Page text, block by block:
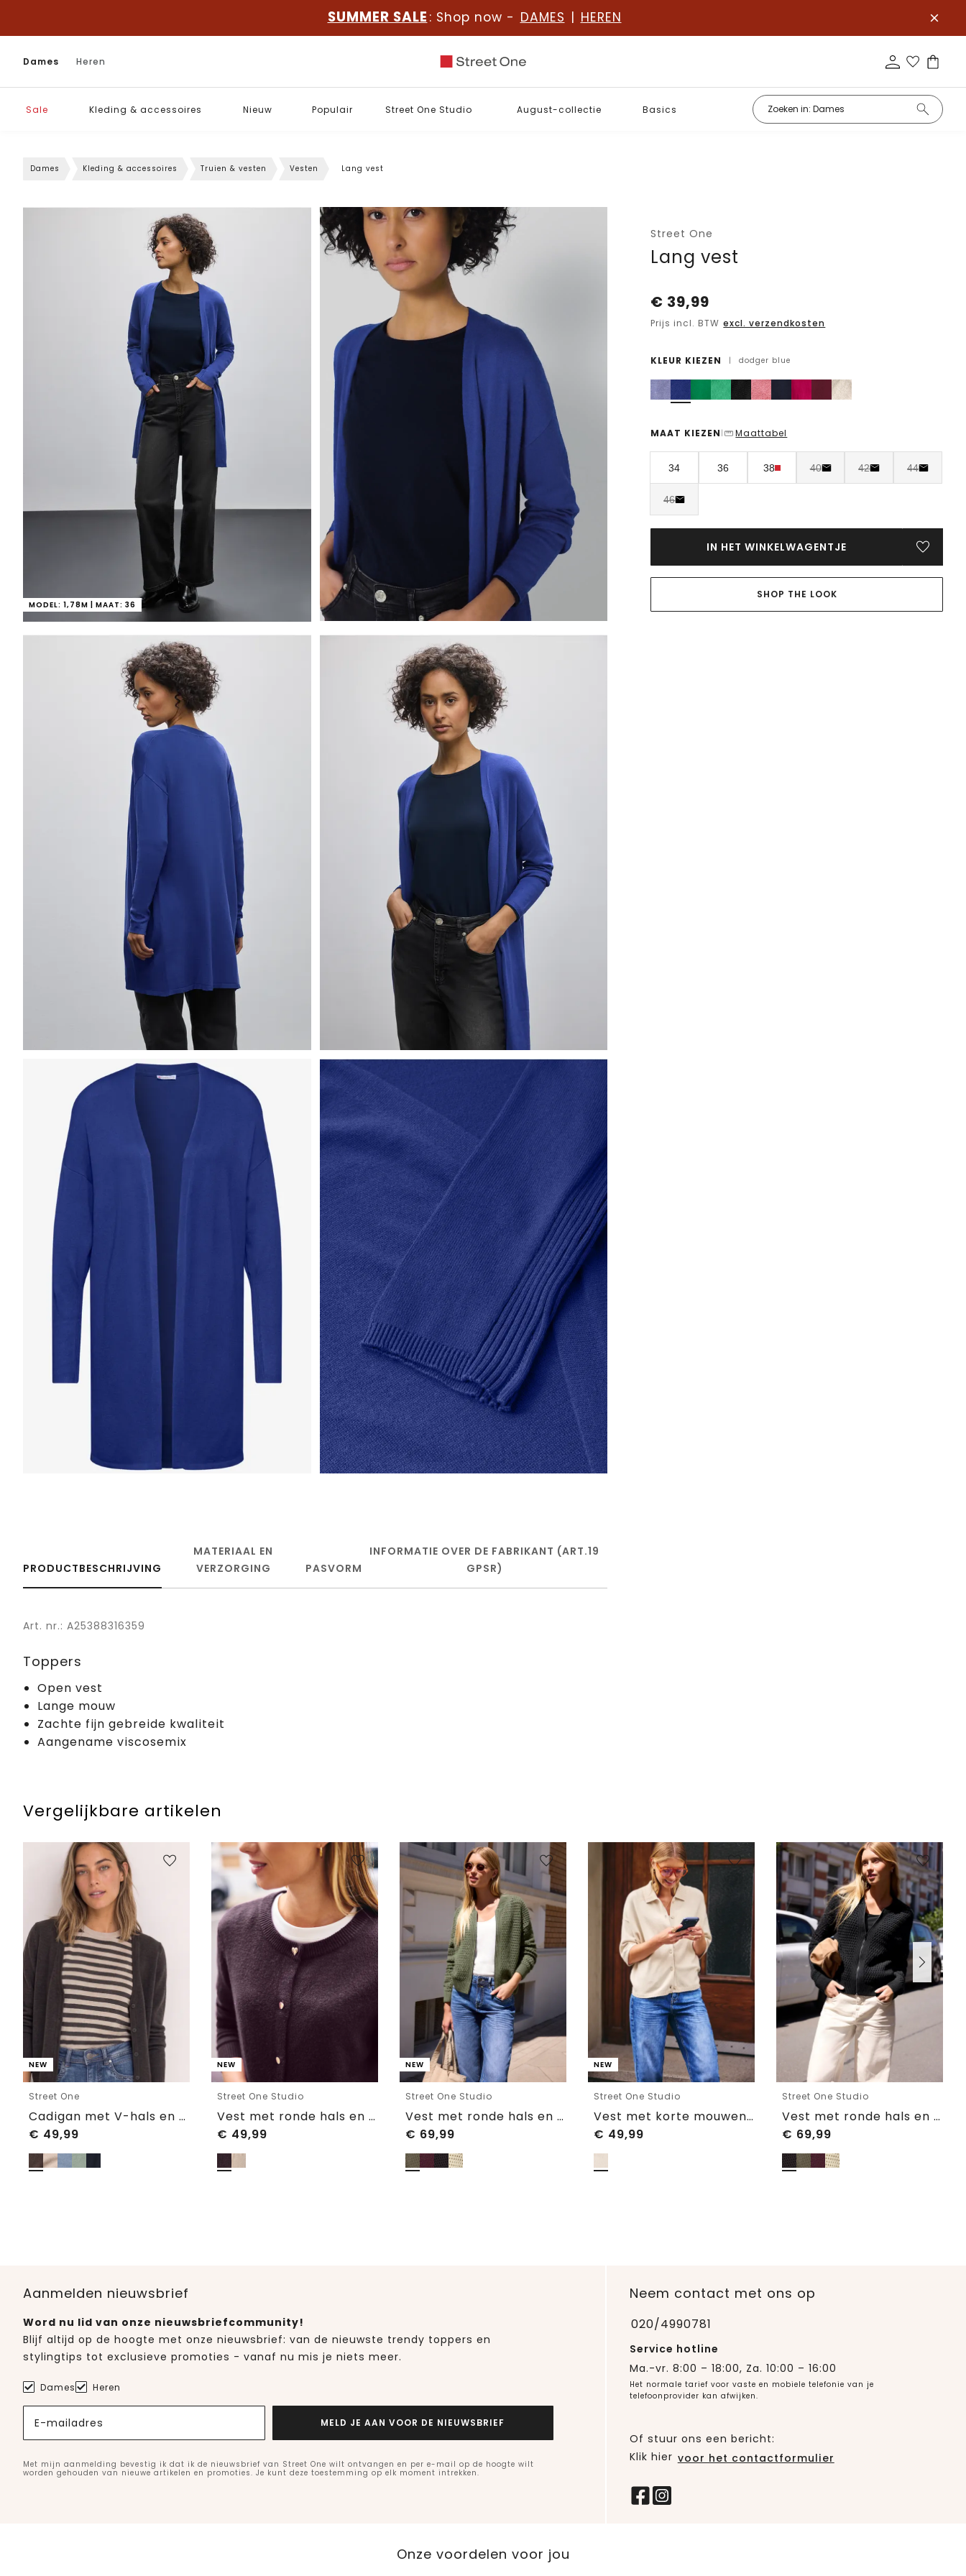
SUMMER SALE : Shop now - DAMES | HEREN
Dames Heren
Sale Kleding & accessoires Nieuw Populair Street One Studio August-collectie Basics
Dames Kleding & accessoires Truien & vesten Vesten Lang vest
MODEL: 1,78M | MAAT: 36
Street One
Lang vest
€ 39,99
Prijs incl. BTW excl. verzendkosten
KLEUR KIEZEN | dodger blue
MAAT KIEZEN | Maattabel
34 36 38 40 42 44
46
IN HET WINKELWAGENTJE
SHOP THE LOOK
PRODUCTBESCHRIJVING
MATERIAAL EN
VERZORGING
PASVORM
INFORMATIE OVER DE FABRIKANT (ART.19
GPSR)
Art. nr.: A25388316359
Toppers
Open vest
Lange mouw
Zachte fijn gebreide kwaliteit
Aangename viscosemix
Vergelijkbare artikelen
NEW
Street One
Cadigan met V-hals en knoopsluiting
€ 49,99
NEW
Street One Studio
Vest met ronde hals en knopen
€ 49,99
NEW
Street One Studio
Vest met ronde hals en ritssluiting
€ 69,99
NEW
Street One Studio
Vest met korte mouwen en polokraag
€ 49,99
Street One Studio
Vest met ronde hals en ritssluiting
€ 69,99
Aanmelden nieuwsbrief
Word nu lid van onze nieuwsbriefcommunity!
Blijf altijd op de hoogte met onze nieuwsbrief: van de nieuwste trendy toppers en
stylingtips tot exclusieve promoties - vanaf nu mis je niets meer.
Dames Heren
E-mailadres MELD JE AAN VOOR DE NIEUWSBRIEF
Met mijn aanmelding bevestig ik dat ik de nieuwsbrief van Street One wilt ontvangen en per e-mail op de hoogte wilt
worden gehouden van nieuwe artikelen en promoties. Je kunt deze toestemming op elk moment intrekken.
Neem contact met ons op
020/4990781
Service hotline
Ma.-vr. 8:00 – 18:00, Za. 10:00 – 16:00
Het normale tarief voor vaste en mobiele telefonie van je
telefoonprovider kan afwijken.
Of stuur ons een bericht:
Klik hier voor het contactformulier
Onze voordelen voor jou